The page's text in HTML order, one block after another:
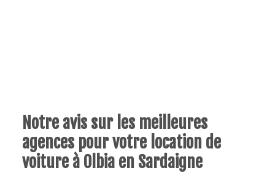
Notre avis sur les meilleures
agences pour votre location de
voiture à Olbia en Sardaigne